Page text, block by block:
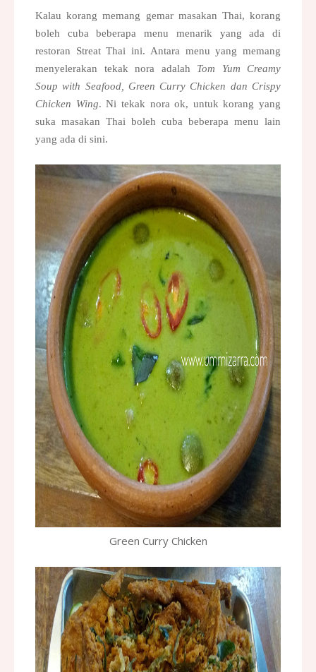
Kalau korang memang gemar masakan Thai, korang
boleh cuba beberapa menu menarik yang ada di
restoran Streat Thai ini. Antara menu yang memang
menyelerakan tekak nora adalah Tom Yum Creamy
Soup with Seafood, Green Curry Chicken dan Crispy
Chicken Wing. Ni tekak nora ok, untuk korang yang
suka masakan Thai boleh cuba beberapa menu lain
yang ada di sini.
Green Curry Chicken